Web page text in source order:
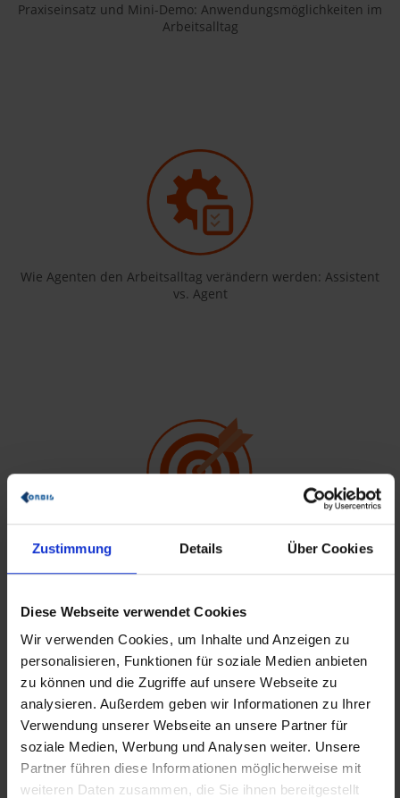
Zustimmung Details Über Cookies
Diese Webseite verwendet Cookies
Wir verwenden Cookies, um Inhalte und Anzeigen zu
personalisieren, Funktionen für soziale Medien anbieten
zu können und die Zugriffe auf unsere Webseite zu
analysieren. Außerdem geben wir Informationen zu Ihrer
Verwendung unserer Webseite an unsere Partner für
soziale Medien, Werbung und Analysen weiter. Unsere
Partner führen diese Informationen möglicherweise mit
weiteren Daten zusammen, die Sie ihnen bereitgestellt
Praxiseinsatz und Mini-Demo: Anwendungsmöglichkeiten im
Arbeitsalltag
Wie Agenten den Arbeitsalltag verändern werden: Assistent
vs. Agent
Change Management: Erfolgsfaktoren für die Einführung
Fordern Sie sich jetzt unsere
Webinar-Aufzeichnung an!
Vielen Dank für Ihr Interesse an unserer Webinar-